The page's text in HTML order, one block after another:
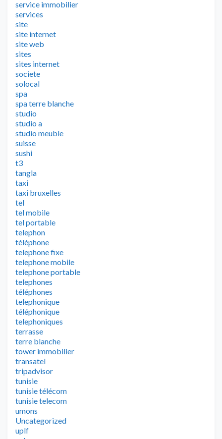
service immobilier
services
site
site internet
site web
sites
sites internet
societe
solocal
spa
spa terre blanche
studio
studio a
studio meuble
suisse
sushi
t3
tangla
taxi
taxi bruxelles
tel
tel mobile
tel portable
telephon
téléphone
telephone fixe
telephone mobile
telephone portable
telephones
téléphones
telephonique
téléphonique
telephoniques
terrasse
terre blanche
tower immobilier
transatel
tripadvisor
tunisie
tunisie télécom
tunisie telecom
umons
Uncategorized
uplf